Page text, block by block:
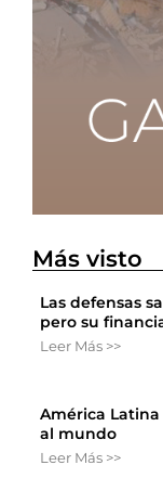
Más visto
Las defensas
pero su
Leer Más >>
América
al mundo
Leer Más >>